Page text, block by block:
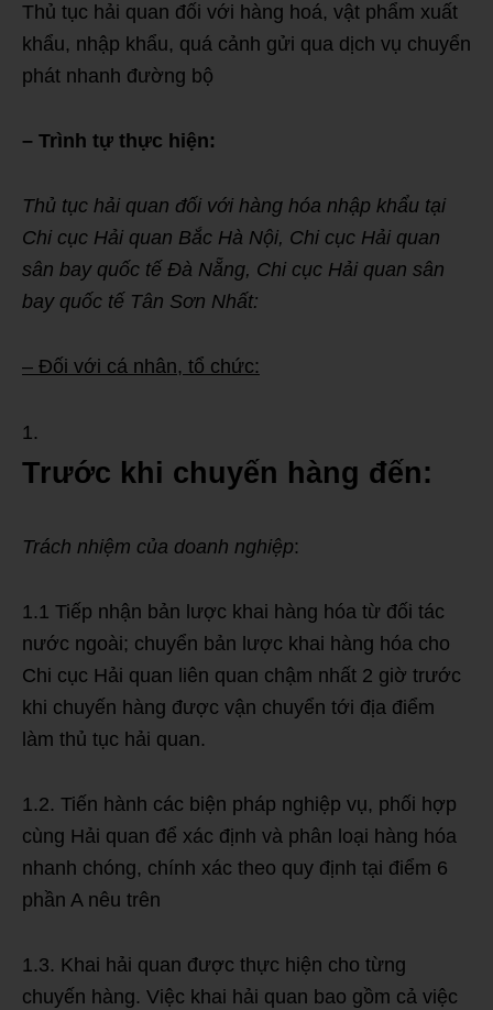
Thủ tục hải quan đối với hàng hoá, vật phẩm xuất
khẩu, nhập khẩu, quá cảnh gửi qua dịch vụ chuyển
phát nhanh đường bộ
– Trình tự thực hiện:
Thủ tục hải quan đối với hàng hóa nhập khẩu tại
Chi cục Hải quan Bắc Hà Nội, Chi cục Hải quan
sân bay quốc tế Đà Nẵng, Chi cục Hải quan sân
bay quốc tế Tân Sơn Nhất:
– Đối với cá nhân, tổ chức:
Trước khi chuyến hàng đến:
Trách nhiệm của doanh nghiệp:
1.1 Tiếp nhận bản lược khai hàng hóa từ đối tác
nước ngoài; chuyển bản lược khai hàng hóa cho
Chi cục Hải quan liên quan chậm nhất 2 giờ trước
khi chuyến hàng được vận chuyển tới địa điểm
làm thủ tục hải quan.
1.2. Tiến hành các biện pháp nghiệp vụ, phối hợp
cùng Hải quan để xác định và phân loại hàng hóa
nhanh chóng, chính xác theo quy định tại điểm 6
phần A nêu trên
1.3. Khai hải quan được thực hiện cho từng
chuyến hàng. Việc khai hải quan bao gồm cả việc